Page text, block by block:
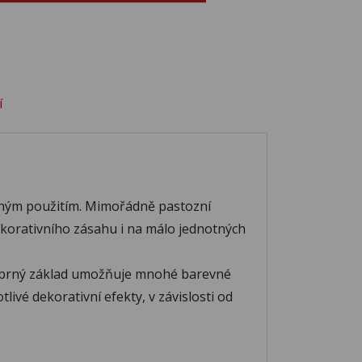
použitím. Mimořádně pastozní
zásahu i na málo jednotných
základ umožňuje mnohé barevné
dekorativní efekty, v závislosti od